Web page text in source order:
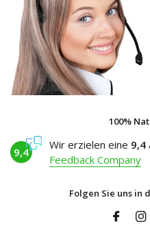
100%
9,4
Wir erzielen eine 9,4
Feedback Company
Folgen Sie uns in